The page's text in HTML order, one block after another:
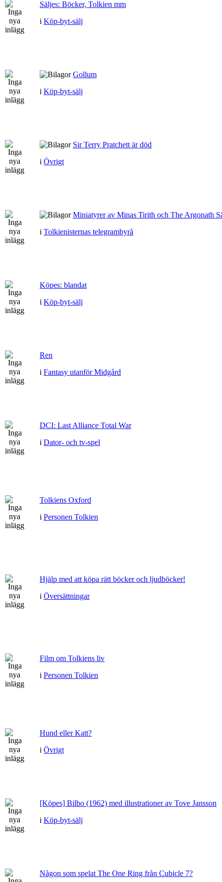
Säljes: Böcker, Tolkien mm
i Köp-byt-sälj
Gollum
i Köp-byt-sälj
Sir Terry Pratchett är död
i Övrigt
Miniatyrer av Minas Tirith och The Argonath
i Tolkienisternas telegrambyrå
Köpes: blandat
i Köp-byt-sälj
Ren
i Fantasy utanför Midgård
DCI: Last Alliance Total War
i Dator- och tv-spel
Tolkiens Oxford
i Personen Tolkien
Hjälp med att köpa rätt böcker och ljudböcker!
i Översättningar
Film om Tolkiens liv
i Personen Tolkien
Hund eller Katt?
i Övrigt
[Köpes] Bilbo (1962) med illustrationer av Tove Jansson
i Köp-byt-sälj
Någon som spelat The One Ring från Cubicle 7?